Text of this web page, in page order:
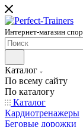
Интернет-магазин
Каталог
По всему сайту
По каталогу
Каталог
Кардиотренажеры
Беговые дорожки